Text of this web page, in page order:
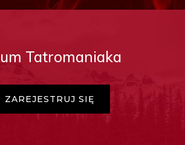
Tatromaniaka
ZAREJESTRUJ SIĘ